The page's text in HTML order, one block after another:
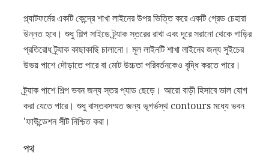
প্ল্যাটফর্মের একটি কেন্দ্রে শাখা লাইনের উপর ভিত্তি করে একটি গ্রেড চেহারা
উন্নত হবে। শুধু শিল্প সাইডে ট্র্যাক স্তরের রাখা এবং দূরে সরানো থেকে গাড়ির
প্রতিরোধ ট্র্যাক কাছাকাছি চালানো। মূল লাইনটি শাখা লাইনের জন্য সুইচের
উভয় পাশে দৌড়াতে পারে বা মোট উচ্চতা পরিবর্তনকেও বৃদ্ধি করতে পারে।
ট্র্যাক পাশে শিল্প ভবন জন্য স্তর প্যাড ছেড়ে। আরো বাড়ী হিসাবে ভাল যোগ
করা যেতে পারে। শুধু বাস্তবসম্মত জন্য ভূগর্ভস্থ contours মধ্যে ভবন
'ফাউন্ডেশন সীট নিশ্চিত করা।
পথ